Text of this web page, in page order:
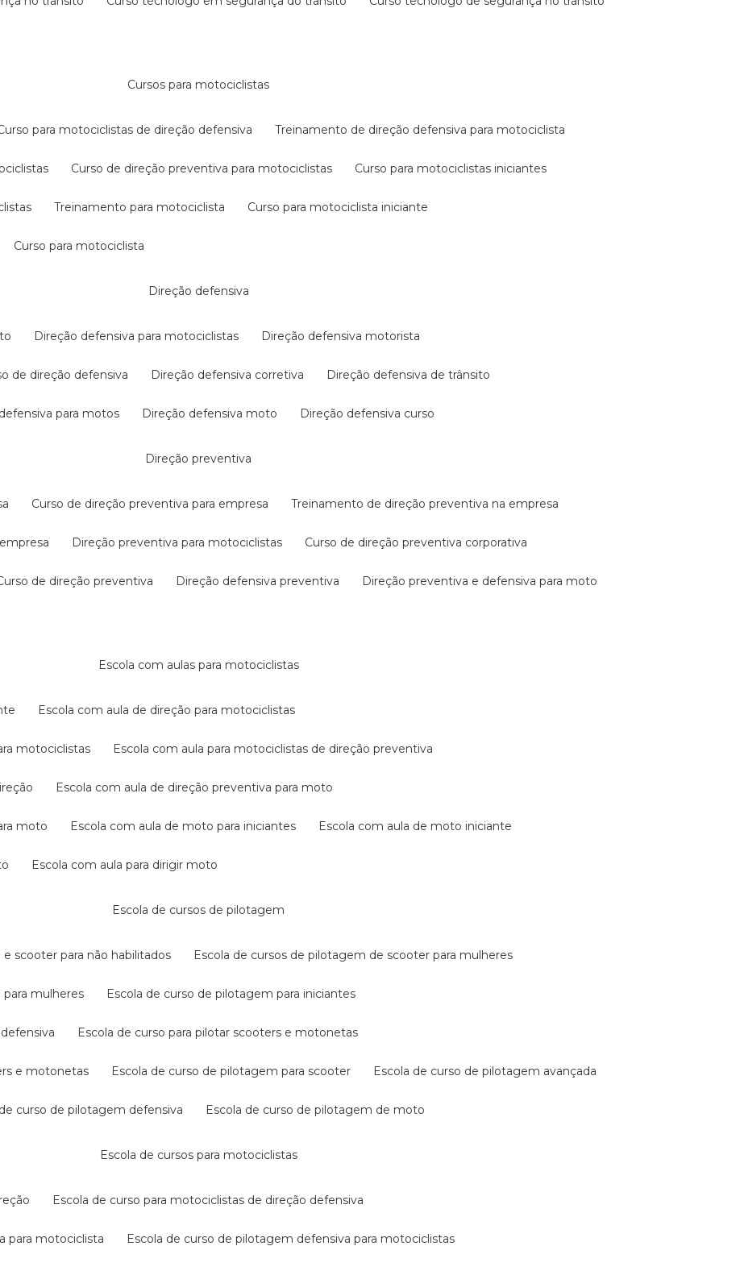
cursos para motociclistas
curso para motociclistas de direção defensiva treinamento de direção defensiva para motociclista
curso de direção preventiva para motociclistas curso para motociclistas iniciantes
treinamento para motociclista curso para motociclista iniciante
curso para motociclista
direção defensiva
direção defensiva para motociclistas direção defensiva motorista
de direção defensiva direção defensiva corretiva direção defensiva de trânsito
defensiva para motos direção defensiva moto direção defensiva curso
direção preventiva
curso de direção preventiva para empresa treinamento de direção preventiva na empresa
direção preventiva para motociclistas curso de direção preventiva corporativa
curso de direção preventiva direção defensiva preventiva direção preventiva e defensiva para moto
escola com aulas para motociclistas
escola com aula de direção para motociclistas
motociclistas escola com aula para motociclistas de direção preventiva
escola com aula de direção preventiva para moto
moto escola com aula de moto para iniciantes escola com aula de moto iniciante
escola com aula para dirigir moto
escola de cursos de pilotagem
scooter para não habilitados escola de cursos de pilotagem de scooter para mulheres
para mulheres escola de curso de pilotagem para iniciantes
escola de curso para pilotar scooters e motonetas
e motonetas escola de curso de pilotagem para scooter escola de curso de pilotagem avançada
de curso de pilotagem defensiva escola de curso de pilotagem de moto
escola de cursos para motociclistas
escola de curso para motociclistas de direção defensiva
para motociclista escola de curso de pilotagem defensiva para motociclistas